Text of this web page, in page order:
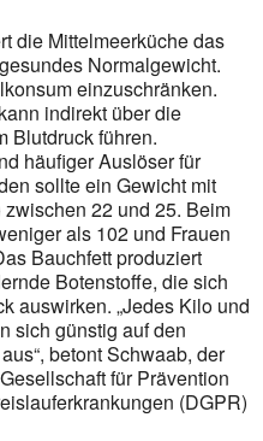
die Mittelmeerküche das
Normalgewicht.
einzuschränken.
indirekt über die
Blutdruck führen.
häufiger Auslöser für
sollte ein Gewicht mit
22 und 25. Beim
als 102 und Frauen
Bauchfett produziert
Botenstoffe, die sich
auswirken. „Jedes Kilo und
sich günstig auf den
betont Schwaab, der
für Prävention
(DGPR)